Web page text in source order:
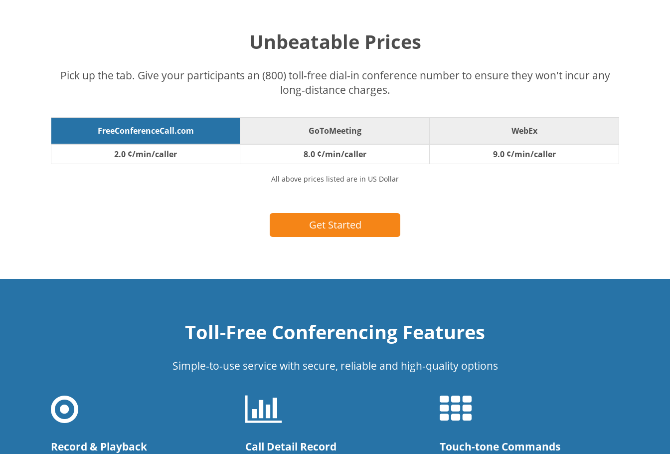
Unbeatable Prices
Pick up the tab. Give your participants an (800) toll-free dial-in conference number to ensure they won't incur any
long-distance charges.
FreeConferenceCall.com GoToMeeting WebEx
2.0 ¢/min/caller 8.0 ¢/min/caller 9.0 ¢/min/caller
All above prices listed are in US Dollar
Get Started
Toll-Free Conferencing Features
Simple-to-use service with secure, reliable and high-quality options
Record & Playback Call Detail Record Touch-tone Commands